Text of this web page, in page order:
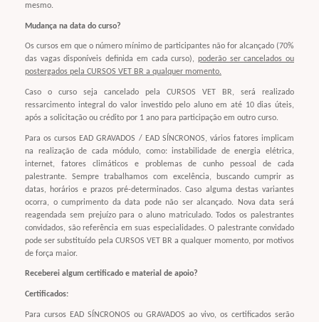
mesmo.
Mudança na data do curso?
Os cursos em que o número mínimo de participantes não for alcançado (70%
das vagas disponíveis definida em cada curso), poderão ser cancelados ou
postergados pela CURSOS VET BR a qualquer momento.
Caso o curso seja cancelado pela CURSOS VET BR, será realizado
ressarcimento integral do valor investido pelo aluno em até 10 dias úteis,
após a solicitação ou crédito por 1 ano para participação em outro curso.
Para os cursos EAD GRAVADOS / EAD SÍNCRONOS, vários fatores implicam
na realização de cada módulo, como: instabilidade de energia elétrica,
internet, fatores climáticos e problemas de cunho pessoal de cada
palestrante. Sempre trabalhamos com excelência, buscando cumprir as
datas, horários e prazos pré-determinados. Caso alguma destas variantes
ocorra, o cumprimento da data pode não ser alcançado. Nova data será
reagendada sem prejuízo para o aluno matriculado. Todos os palestrantes
convidados, são referência em suas especialidades. O palestrante convidado
pode ser substituído pela CURSOS VET BR a qualquer momento, por motivos
de força maior.
Receberei algum certificado e material de apoio?
Certificados:
Para cursos EAD SÍNCRONOS ou GRAVADOS ao vivo, os certificados serão